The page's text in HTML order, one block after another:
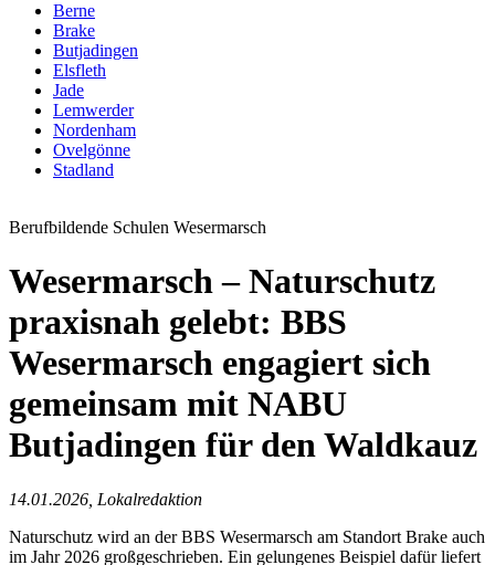
Berne
Brake
Butjadingen
Elsfleth
Jade
Lemwerder
Nordenham
Ovelgönne
Stadland
Berufbildende Schulen Wesermarsch
Wesermarsch – Naturschutz
praxisnah gelebt: BBS
Wesermarsch engagiert sich
gemeinsam mit NABU
Butjadingen für den Waldkauz
14.01.2026, Lokalredaktion
Naturschutz wird an der BBS Wesermarsch am Standort Brake auch
im Jahr 2026 großgeschrieben. Ein gelungenes Beispiel dafür liefert